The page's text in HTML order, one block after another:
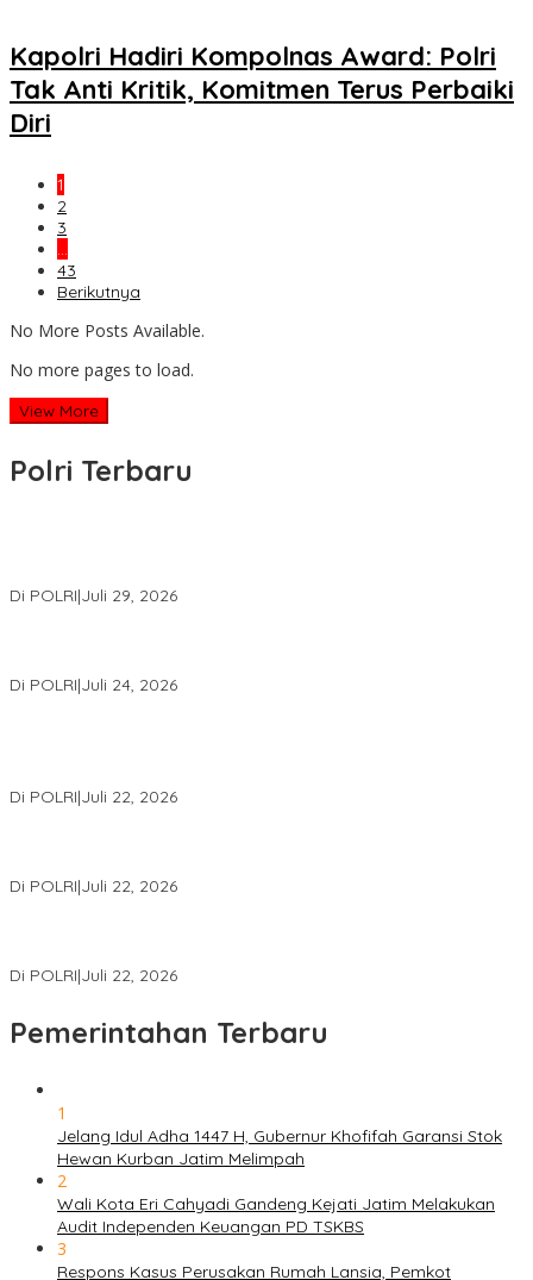
Kapolri Hadiri Kompolnas Award: Polri
Tak Anti Kritik, Komitmen Terus Perbaiki
Diri
1
2
3
…
43
Berikutnya
No More Posts Available.
No more pages to load.
View More
Polri Terbaru
Di POLRI|Juli 29, 2026
Di POLRI|Juli 24, 2026
Di POLRI|Juli 22, 2026
Di POLRI|Juli 22, 2026
Di POLRI|Juli 22, 2026
Pemerintahan Terbaru
1
Jelang Idul Adha 1447 H, Gubernur Khofifah Garansi Stok
Hewan Kurban Jatim Melimpah
2
Wali Kota Eri Cahyadi Gandeng Kejati Jatim Melakukan
Audit Independen Keuangan PD TSKBS
3
Respons Kasus Perusakan Rumah Lansia, Pemkot